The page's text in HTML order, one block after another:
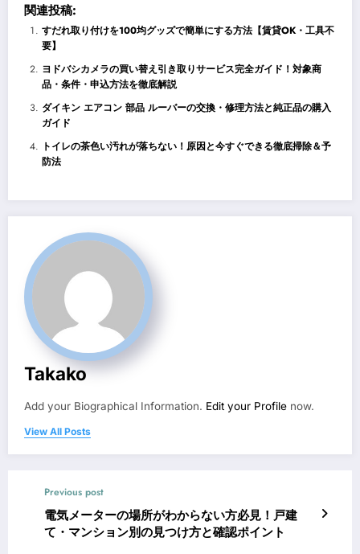
関連投稿:
すだれ取り付けを100均グッズで簡単にする方法【賃貸OK・工具不
要】
ヨドバシカメラの買い替え引き取りサービス完全ガイド！対象商
品・条件・申込方法を徹底解説
ダイキン エアコン 部品 ルーバーの交換・修理方法と純正品の購入
ガイド
トイレの茶色い汚れが落ちない！原因と今すぐできる徹底掃除＆予
防法
Takako
Add your Biographical Information. Edit your Profile now.
View All Posts
Previous post
電気メーターの場所がわからない方必見！戸建
て・マンション別の見つけ方と確認ポイント